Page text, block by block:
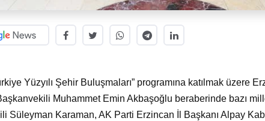
Yüzyılı Şehir Buluşmaları” programına katılmak üzere
Muhammet Emin Akbaşoğlu beraberinde bazı
Süleyman Karaman, AK Parti Erzincan İl Başkanı Alpay